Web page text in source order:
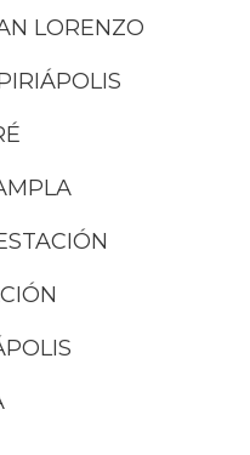
LORENZO